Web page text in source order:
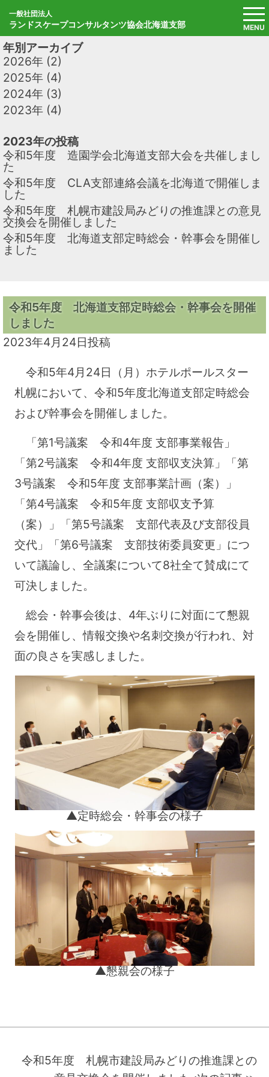
to
content
⼀般社団法⼈
ランドスケープコンサルタンツ協会北海道支部 MENU
年別アーカイブ
2026年 (2)
2025年 (4)
2024年 (3)
2023年 (4)
2023年の投稿
令和5年度 造園学会北海道支部大会を共催しまし
た
令和5年度 CLA支部連絡会議を北海道で開催しま
した
令和5年度 札幌市建設局みどりの推進課との意見
交換会を開催しました
令和5年度 北海道支部定時総会・幹事会を開催し
ました
令和5年度 北海道支部定時総会・幹事会を開催
しました
2023年4月24日投稿
令和5年4月24日（月）ホテルポールスター
札幌において、令和5年度北海道支部定時総会
および幹事会を開催しました。
「第1号議案 令和4年度 支部事業報告」
「第2号議案 令和4年度 支部収支決算」「第
3号議案 令和5年度 支部事業計画（案）」
「第4号議案 令和5年度 支部収支予算
（案）」「第5号議案 支部代表及び支部役員
交代」「第6号議案 支部技術委員変更」につ
いて議論し、全議案について8社全て賛成にて
可決しました。
総会・幹事会後は、4年ぶりに対面にて懇親
会を開催し、情報交換や名刺交換が行われ、対
面の良さを実感しました。
▲定時総会・幹事会の様子
▲懇親会の様子
令和5年度 札幌市建設局みどりの推進課との